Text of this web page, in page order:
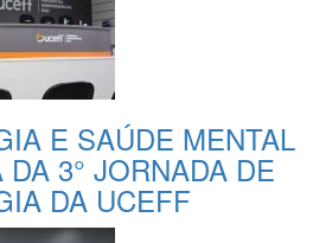
E SAÚDE MENTAL
3° JORNADA DE
DA UCEFF